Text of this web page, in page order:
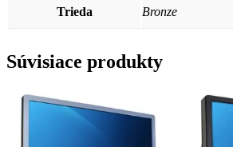
Trieda Bronze
Súvisiace produkty